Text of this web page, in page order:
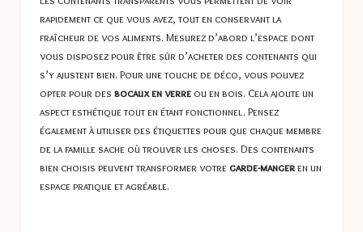
rapidement ce que vous avez, tout en conservant la
fraîcheur de vos aliments. Mesurez d’abord l’espace dont
vous disposez pour être sûr d’acheter des contenants qui
s’y ajustent bien. Pour une touche de déco, vous pouvez
opter pour des bocaux en verre ou en bois. Cela ajoute un
aspect esthétique tout en étant fonctionnel. Pensez
également à utiliser des étiquettes pour que chaque membre
de la famille sache où trouver les choses. Des contenants
bien choisis peuvent transformer votre garde-mangeren un
espace pratique et agréable.